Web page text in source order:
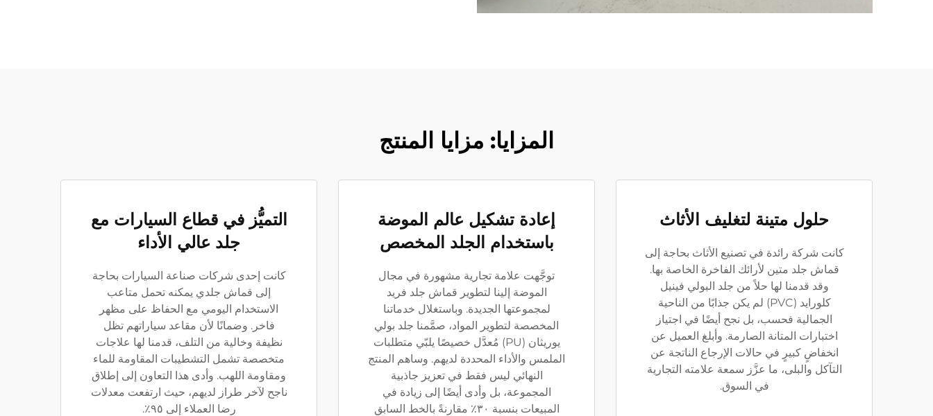
المزايا: مزايا المنتج
حلول متينة لتغليف الأثاث
كانت شركة رائدة في تصنيع الأثاث بحاجة إلى
قماش جلد متين لأرائك الفاخرة الخاصة بها.
وقد قدمنا لها حلاً من جلد البولي فينيل
كلورايد (PVC) لم يكن جذابًا من الناحية
الجمالية فحسب، بل نجح أيضًا في اجتياز
اختبارات المتانة الصارمة. وأبلغ العميل عن
انخفاضٍ كبيرٍ في حالات الإرجاع الناتجة عن
التآكل والبلى، ما عزَّز سمعة علامته التجارية
في السوق.
إعادة تشكيل عالم الموضة
باستخدام الجلد المخصص
توجَّهت علامة تجارية مشهورة في مجال
الموضة إلينا لتطوير قماش جلد فريد
لمجموعتها الجديدة. وباستغلال خدماتنا
المخصصة لتطوير المواد، صمَّمنا جلد بولي
يوريثان (PU) مُعدَّل خصيصًا يلبّي متطلبات
الملمس والأداء المحددة لديهم. وساهم المنتج
النهائي ليس فقط في تعزيز جاذبية
المجموعة، بل وأدى أيضًا إلى زيادة في
المبيعات بنسبة ٣٠٪ مقارنةً بالخط السابق
التميُّز في قطاع السيارات مع
جلد عالي الأداء
كانت إحدى شركات صناعة السيارات بحاجة
إلى قماش جلدي يمكنه تحمل متاعب
الاستخدام اليومي مع الحفاظ على مظهر
فاخر. وضمانًا لأن مقاعد سياراتهم تظل
نظيفة وخالية من التلف، قدمنا لها علاجات
متخصصة تشمل التشطيبات المقاومة للماء
ومقاومة اللهب. وأدى هذا التعاون إلى إطلاق
ناجح لآخر طراز لديهم، حيث ارتفعت معدلات
رضا العملاء إلى ٩٥٪.